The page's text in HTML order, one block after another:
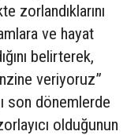
zorlandıklarını
ve hayat
belirterek,
veriyoruz”
son dönemlerde
olduğunun